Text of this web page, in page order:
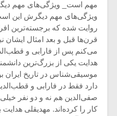
مهم است_ ویژگی‌های مهم
ویژگی‌های مهم دیگرش این
روایت شده که برجسته‌ترین
قرن‌ها قبل و بعد امثال
می‌کنم پس از فارابی و
هدایت یکی از بزرگ‌ترین
موسیقی‌شناس در تاریخ ایران
دارد فقط در فارابی و
صفی‌الدین هم نه و دو نفر
کار را کرده‌اند. مهدیقلی هدایت